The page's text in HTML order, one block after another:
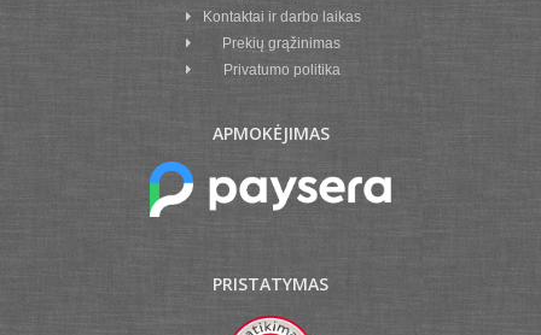
Kontaktai ir darbo laikas
Prekių grąžinimas
Privatumo politika
APMOKĖJIMAS
PRISTATYMAS